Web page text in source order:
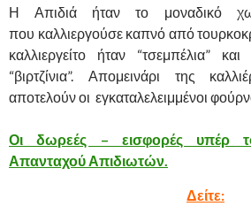
Η Απιδιά ήταν το μοναδικό
που καλλιεργούσε καπνό από
καλλιεργείτο ήταν “τσεμπέλια”
“βιρτζίνια”. Απομεινάρι της
αποτελούν οι εγκαταλελειμμένοι
Οι δωρεές – εισφορές υπέρ
Απανταχού Απιδιωτών.
Δείτε: